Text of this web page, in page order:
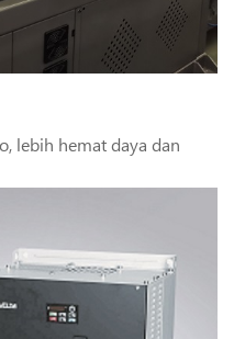
lebih hemat daya dan